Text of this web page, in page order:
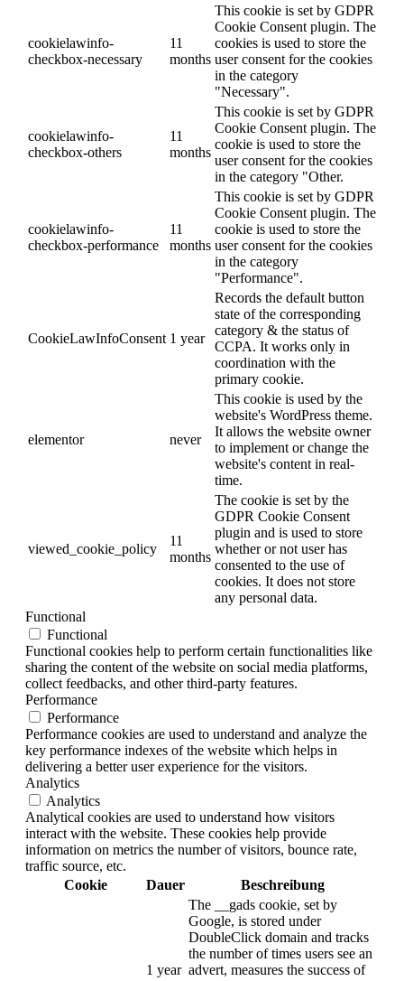
cookielawinfo-
checkbox-necessary
11
months
This cookie is set by GDPR
Cookie Consent plugin. The
cookies is used to store the
user consent for the cookies
in the category
"Necessary".
cookielawinfo-
checkbox-others
11
months
This cookie is set by GDPR
Cookie Consent plugin. The
cookie is used to store the
user consent for the cookies
in the category "Other.
cookielawinfo-
checkbox-performance
11
months
This cookie is set by GDPR
Cookie Consent plugin. The
cookie is used to store the
user consent for the cookies
in the category
"Performance".
CookieLawInfoConsent 1 year
Records the default button
state of the corresponding
category & the status of
CCPA. It works only in
coordination with the
primary cookie.
elementor never
This cookie is used by the
website's WordPress theme.
It allows the website owner
to implement or change the
website's content in real-
time.
viewed_cookie_policy
11
months
The cookie is set by the
GDPR Cookie Consent
plugin and is used to store
whether or not user has
consented to the use of
cookies. It does not store
any personal data.
Functional
Functional
Functional cookies help to perform certain functionalities like
sharing the content of the website on social media platforms,
collect feedbacks, and other third-party features.
Performance
Performance
Performance cookies are used to understand and analyze the
key performance indexes of the website which helps in
delivering a better user experience for the visitors.
Analytics
Analytics
Analytical cookies are used to understand how visitors
interact with the website. These cookies help provide
information on metrics the number of visitors, bounce rate,
traffic source, etc.
Cookie
Dauer Beschreibung
1 year
The __gads cookie, set by
Google, is stored under
DoubleClick domain and tracks
the number of times users see an
advert, measures the success of